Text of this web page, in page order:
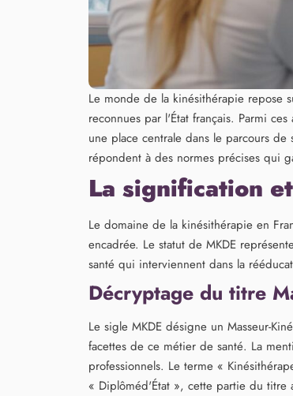
Le monde de la kinésithérapie repose
reconnues par l'État français. Parmi
une place centrale dans le parcours
répondent à des normes précises qui
La signification
Le domaine de la kinésithérapie en
encadrée. Le statut de MKDE
santé qui interviennent dans la
Décryptage du titre
Le sigle MKDE désigne un Masseur-
facettes de ce métier de santé. La
professionnels. Le terme «
« Diplôméd'État », cette partie du titre